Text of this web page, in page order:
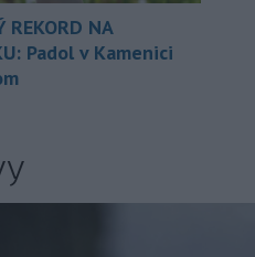
REKORD NA
Padol v Kamenici